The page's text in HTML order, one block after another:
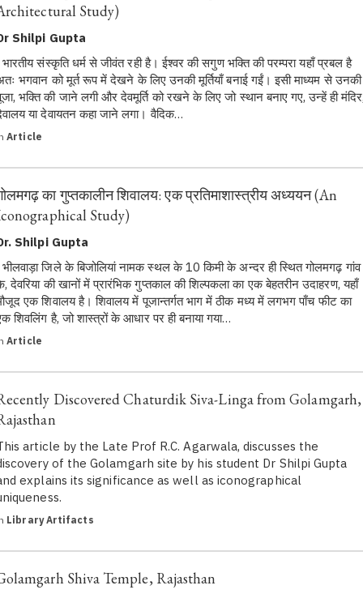
Study)
Shilpi Gupta
संस्कृति धर्म से जीवंत रही है। ईश्वर की सगुण भक्ति की परम्परा यहाँ प्रबल है
भगवान को मूर्त रूप में देखने के लिए उनकी मूर्तियाँ बनाई गईं। इसी माध्यम से उनकी
भक्ति की जाने लगी और देवमूर्ति को रखने के लिए जो स्थान बनाए गए, उन्हें ही
या देवायतन कहा जाने लगा। वैदिक…
Article
का गुप्तकालीन शिवालय: एक प्रतिमाशास्त्रीय अध्ययन (An
Study)
Shilpi Gupta
जिले के बिजोलियां नामक स्थल के 10 किमी के अन्दर ही स्थित गोलमगढ़ गांव
देवरिया की खानों में प्रारंभिक गुप्तकाल की शिल्पकला का एक बेहतरीन उदाहरण, यहाँ
एक शिवालय है। शिवालय में पूजान्तर्गत भाग में ठीक मध्य में लगभग पाँच फीट का
शिवलिंग है, जो शास्त्रों के आधार पर ही बनाया गया…
Article
Discovered Chaturdik Siva-Linga from Golamgarh,
article by the Late Prof R.C. Agarwala, discusses the
of the Golamgarh site by his student Dr Shilpi Gupta
explains its significance as well as iconographical
Library Artifacts
Shiva Temple, Rajasthan